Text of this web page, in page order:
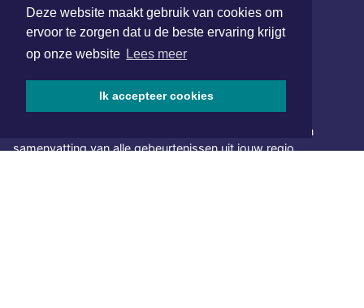
Deze website maakt gebruik van cookies om
ervoor te zorgen dat u de beste ervaring krijgt
op onze website Lees meer
Ik accepteer cookies
www.xyto.nl
SOCIAL MEDIA
NIEUWSBRIEF AANMELDEN
Schrijf je in voor onze nieuwsbrief en krijg wekelijks een
samenvatting van alle gebeurtenissen uit jouw regio.